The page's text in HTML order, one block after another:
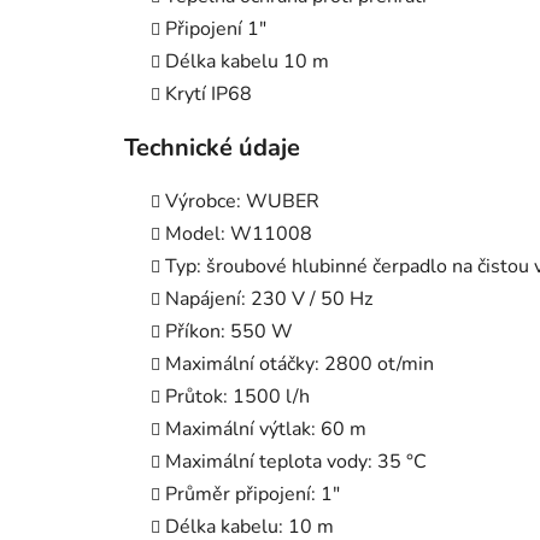
Připojení 1"
Délka kabelu 10 m
Krytí IP68
Technické údaje
Výrobce: WUBER
Model: W11008
Typ: šroubové hlubinné čerpadlo na čistou
Napájení: 230 V / 50 Hz
Příkon: 550 W
Maximální otáčky: 2800 ot/min
Průtok: 1500 l/h
Maximální výtlak: 60 m
Maximální teplota vody: 35 °C
Průměr připojení: 1"
Délka kabelu: 10 m